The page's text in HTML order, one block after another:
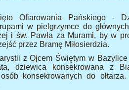
Ofiarowania Pańskiego -
w pielgrzymce do
i św. Pawła za Murami, by w
przez Bramę Miłosierdzia.
z Ojcem Świętym w Bazylice
dziewica konsekrowana z
konsekrowanych do